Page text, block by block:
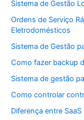
Sistema de Gestão
Ordens de Serviço
Eletrodomésticos
Sistema de Gestão
Como fazer backup
Sistema de gestão
Como controlar
Diferença entre